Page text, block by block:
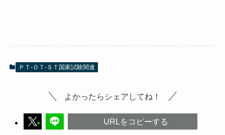
ＰＴ-ＯＴ-ＳＴ国家試験関連
よかったらシェアしてね！
URLをコピーする